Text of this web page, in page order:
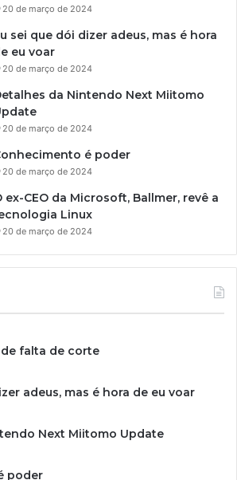
20 de março de 2024
sei que dói dizer adeus, mas é hora
eu voar
20 de março de 2024
da Nintendo Next Miitomo
20 de março de 2024
é poder
20 de março de 2024
ex-CEO da Microsoft, Ballmer, revê a
Linux
20 de março de 2024
falta de corte
adeus, mas é hora de eu voar
Next Miitomo Update
poder